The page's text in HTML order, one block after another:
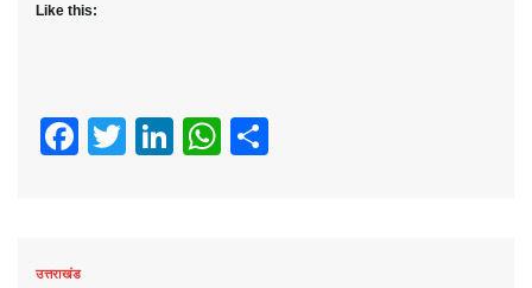
Like this:
Facebook
TwitterLinkedIn
WhatsApp
उत्तराखंड